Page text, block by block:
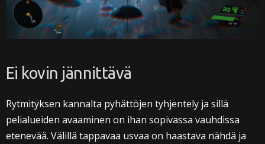
Ei kovin jännittävä
Rytmityksen kannalta pyhättöjen tyhjentely ja sillä
pelialueiden avaaminen on ihan sopivassa vauhdissa
etenevää. Välillä tappavaa usvaa on haastava nähdä ja